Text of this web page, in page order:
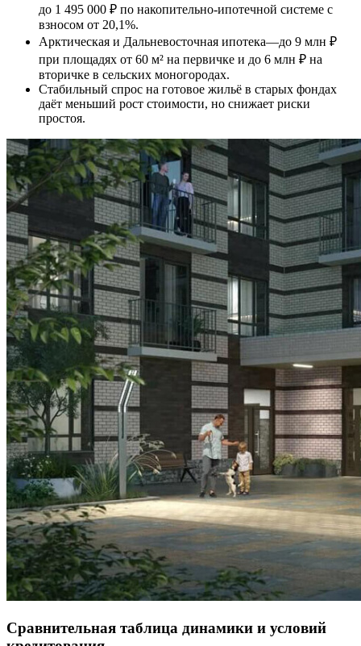
до 1 495 000 ₽ по накопительно-ипотечной системе с
взносом от 20,1%.
Арктическая и Дальневосточная ипотека—до 9 млн ₽
при площадях от 60 м² на первичке и до 6 млн ₽ на
вторичке в сельских моногородах.
Стабильный спрос на готовое жильё в старых фондах
даёт меньший рост стоимости, но снижает риски
простоя.
Сравнительная таблица динамики и условий